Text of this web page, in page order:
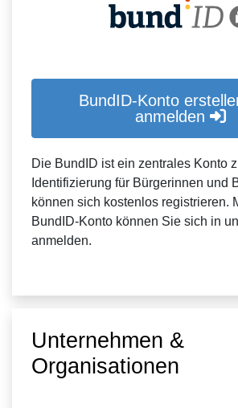
BundID-Konto
anmelden
Die BundID ist ein zentrales Konto
Identifizierung für Bürgerinnen und
können sich kostenlos registrieren.
BundID-Konto können Sie sich in
anmelden.
Unternehmen &
Organisationen